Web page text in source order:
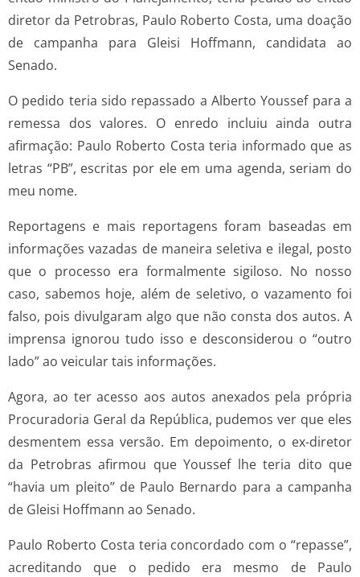
diretor da Petrobras, Paulo Roberto Costa, uma doação
de campanha para Gleisi Hoffmann, candidata ao
Senado.
O pedido teria sido repassado a Alberto Youssef para a
remessa dos valores. O enredo incluiu ainda outra
afirmação: Paulo Roberto Costa teria informado que as
letras “PB”, escritas por ele em uma agenda, seriam do
meu nome.
Reportagens e mais reportagens foram baseadas em
informações vazadas de maneira seletiva e ilegal, posto
que o processo era formalmente sigiloso. No nosso
caso, sabemos hoje, além de seletivo, o vazamento foi
falso, pois divulgaram algo que não consta dos autos. A
imprensa ignorou tudo isso e desconsiderou o “outro
lado” ao veicular tais informações.
Agora, ao ter acesso aos autos anexados pela própria
Procuradoria Geral da República, pudemos ver que eles
desmentem essa versão. Em depoimento, o ex-diretor
da Petrobras afirmou que Youssef lhe teria dito que
“havia um pleito” de Paulo Bernardo para a campanha
de Gleisi Hoffmann ao Senado.
Paulo Roberto Costa teria concordado com o “repasse”,
acreditando que o pedido era mesmo de Paulo